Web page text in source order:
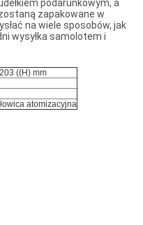
podarunkowym, a
zapakowane w
na wiele sposobów, jak
wysyłka samolotem i
((H) mm
atomizacyjna